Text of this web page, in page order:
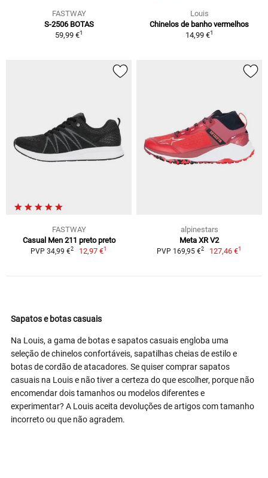
FASTWAY
S-2506 BOTAS
59,99 €1
Louis
Chinelos de banho vermelhos
14,99 €1
FASTWAY
Casual Men 211 preto preto
PVP 34,99 €2 12,97 €1
alpinestars
Meta XR V2
PVP 169,95 €2 127,46 €1
Sapatos e botas casuais
Na Louis, a gama de botas e sapatos casuais engloba uma
seleção de chinelos confortáveis, sapatilhas cheias de estilo e
botas de cordão de atacadores. Se quiser comprar sapatos
casuais na Louis e não tiver a certeza do que escolher, porque não
encomendar dois tamanhos ou modelos diferentes e
experimentar? A Louis aceita devoluções de artigos com tamanho
incorreto ou que não agradem.